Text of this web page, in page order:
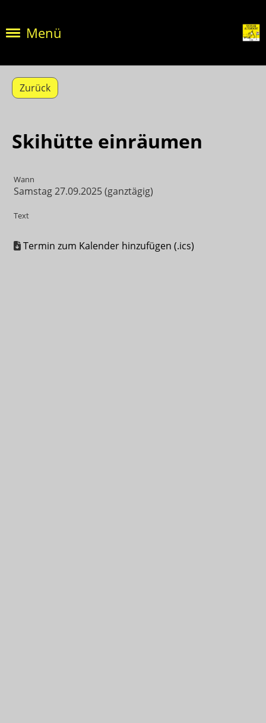
Menü
Zurück
Skihütte einräumen
Wann
Samstag 27.09.2025 (ganztägig)
Text
Termin zum Kalender hinzufügen (.ics)